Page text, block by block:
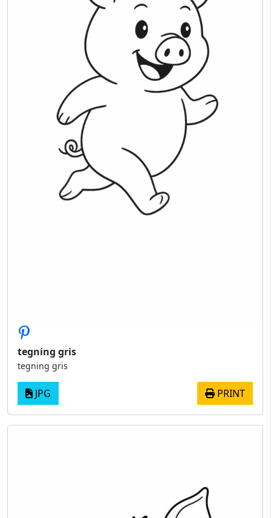
tegning gris
tegning gris
JPG PRINT